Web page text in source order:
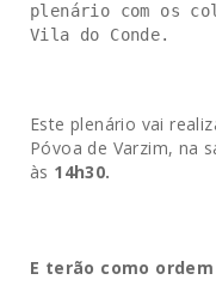
plenário com os
Vila do Conde.
Este plenário vai
Póvoa de Varzim, na
às 14h30.
E terão como